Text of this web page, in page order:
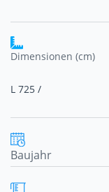
Dimensionen (cm)
L 725 /
Baujahr